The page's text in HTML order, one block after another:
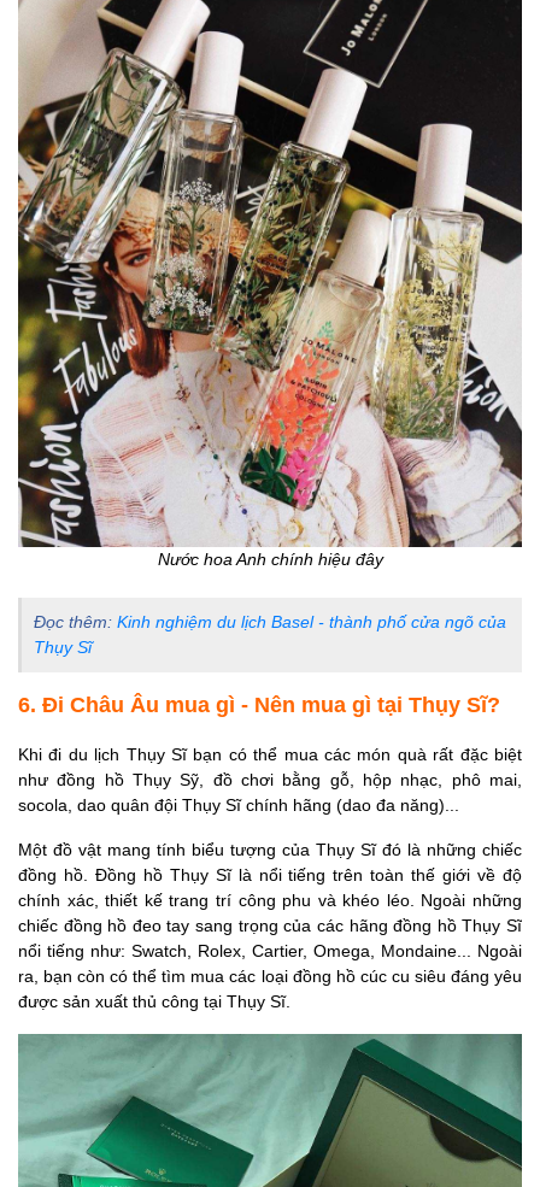
Nước hoa Anh chính hiệu đây
Đọc thêm: Kinh nghiệm du lịch Basel - thành phố cửa ngõ của
Thụy Sĩ
6. Đi Châu Âu mua gì - Nên mua gì tại Thụy Sĩ?
Khi đi du lịch Thụy Sĩ bạn có thể mua các món quà rất đặc biệt
như đồng hồ Thụy Sỹ, đồ chơi bằng gỗ, hộp nhạc, phô mai,
socola, dao quân đội Thụy Sĩ chính hãng (dao đa năng)...
Một đồ vật mang tính biểu tượng của Thụy Sĩ đó là những chiếc
đồng hồ. Đồng hồ Thụy Sĩ là nổi tiếng trên toàn thế giới về độ
chính xác, thiết kế trang trí công phu và khéo léo. Ngoài những
chiếc đồng hồ đeo tay sang trọng của các hãng đồng hồ Thụy Sĩ
nổi tiếng như: Swatch, Rolex, Cartier, Omega, Mondaine... Ngoài
ra, bạn còn có thể tìm mua các loại đồng hồ cúc cu siêu đáng yêu
được sản xuất thủ công tại Thụy Sĩ.